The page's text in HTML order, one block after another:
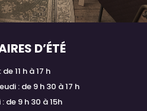
D’ÉTÉ
de 11 h à 17 h
: de 9 h 30 à 17 h
de 9 h 30 à 15h